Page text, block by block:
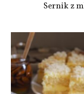
Sernik z